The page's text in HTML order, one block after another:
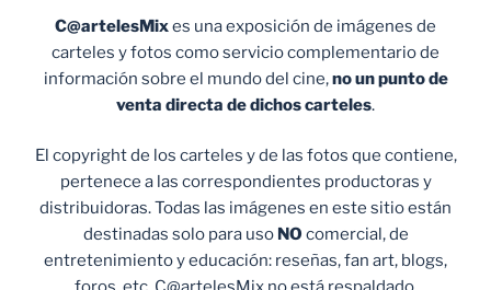
C@artelesMixes una exposición de imágenes de
carteles y fotos como servicio complementario de
información sobre el mundo del cine,no un punto de
venta directa de dichos carteles.
El copyright de los carteles y de las fotos que contiene,
pertenece a las correspondientes productoras y
distribuidoras. Todas las imágenes en este sitio están
destinadas solo para uso NO comercial, de
entretenimiento y educación: reseñas, fan art, blogs,